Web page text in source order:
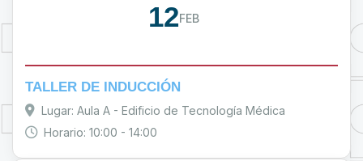
12FEB
TALLER DE INDUCCIÓN
Lugar: Aula A - Edificio de Tecnología Médica
Horario: 10:00 - 14:00